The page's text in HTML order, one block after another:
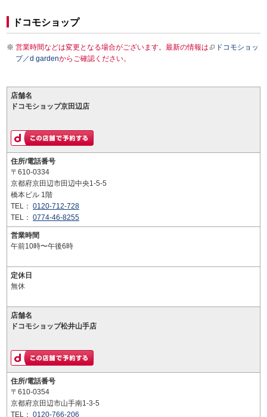
ドコモショップ
営業時間などは変更となる場合がございます。最新の情報は
ドコモショッ
プ／d gardenからご確認ください。
店舗名
ドコモショップ京田辺店
住所/電話番号
〒610-0334
京都府京田辺市田辺中央1-5-5
橋本ビル 1階
TEL： 0120-712-728
TEL： 0774-46-8255
営業時間
午前10時〜午後6時
定休日
無休
店舗名
ドコモショップ松井山手店
住所/電話番号
〒610-0354
京都府京田辺市山手南1-3-5
TEL： 0120-766-206